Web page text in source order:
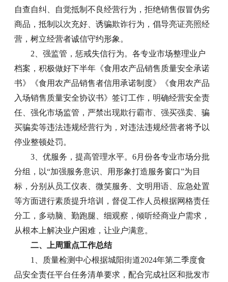
自查自纠、自觉抵制不良经营行为，拒绝销售假冒伪劣
商品，抵制以次充好、诱骗欺诈行为，倡导亮证亮照经
营，树立经营者诚信守约形象。
2、强监管，惩戒失信行为。各专业市场整理业户
档案，积极做好下半年《食用农产品销售质量安全承诺
书》《食用农产品销售者信用承诺制度》《食用农产品
入场销售质量安全协议书》签订工作，明确经营安全责
任、强化市场监管，严禁出现欺行霸市、强买强卖、骗
买骗卖等违法违规经营行为，对违法违规经营者将予以
停业整顿处罚。
3、优服务，提高管理水平。6月份各专业市场分批
分组，以“加强服务意识、用形象打造服务窗口”为目
标，分别从员工仪表、微笑服务、文明用语、应急处置
等方面进行素质提升培训，督促工作人员根据网格责任
分工，多动脑、勤跑腿、细观察，倾听经商业户需求，
从根本上解决业户困难，让业户满意。
二、上周重点工作总结
1、质量检测中心根据城阳街道2024年第二季度食
品安全责任平台任务清单要求，配合完成社区和批发市